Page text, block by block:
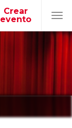
Crear
evento